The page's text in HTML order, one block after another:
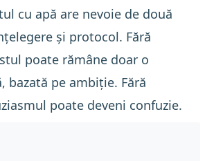
cu apă are nevoie de două
și protocol. Fără
poate rămâne doar o
bazată pe ambiție. Fără
poate deveni confuzie.